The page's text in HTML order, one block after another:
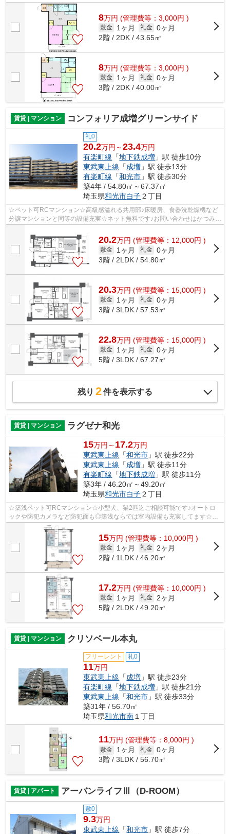
8万円 (管理費等：3,000円 )
敷金 1ヶ月 礼金 0ヶ月
2階 / 2DK / 43.65㎡
8万円 (管理費等：3,000円 )
敷金 1ヶ月 礼金 0ヶ月
3階 / 2DK / 40.00㎡
賃貸 | マンション コンフォリア成増グリーンサイド
礼0
20.2万円～23.4万円
有楽町線 「地下鉄成増 」駅 徒歩10分
東武東上線 「成増 」駅 徒歩13分
有楽町線 「和光市 」駅 徒歩30分
築4年 / 54.80㎡～67.37㎡
埼玉県和光市白子２丁目
☆ペット可RCマンション☆高級感溢れる共用部♪床暖房、食器洗乾燥機など
分譲マンションと同等の設備充実☆ネット無料です♪お問い合わせはかつみ不
20.2万円 (管理費等：12,000円 )
敷金 1ヶ月 礼金 0ヶ月
3階 / 2LDK / 54.80㎡
20.3万円 (管理費等：15,000円 )
敷金 1ヶ月 礼金 0ヶ月
3階 / 3LDK / 57.53㎡
22.8万円 (管理費等：15,000円 )
敷金 1ヶ月 礼金 0ヶ月
5階 / 3LDK / 67.27㎡
残り 2件を表示する
賃貸 | マンション ラグゼナ和光
15万円～ 17.2万円
東武東上線 「和光市 」駅 徒歩22分
東武東上線 「成増 」駅 徒歩11分
有楽町線 「地下鉄成増 」駅 徒歩11分
築3年 / 46.20㎡～49.20㎡
埼玉県和光市白子２丁目
☆築浅ペット可RCマンション☆小型犬、猫2匹迄ご相談可能です♪オートロ
ックや防犯カメラなど防犯面も◎築浅ならでは室内設備も充実してます☆お
問い合わせはかつみ不動産(株)和光支店まで♪
15万円 (管理費等：10,000円 )
敷金 1ヶ月 礼金
2ヶ月
2階 / 1LDK / 46.20㎡
17.2万円 (管理費等：10,000円 )
敷金 1ヶ月 礼金
2ヶ月
5階 / 2LDK / 49.20㎡
賃貸 | マンション クリソベール本丸
フリーレント 礼0
11万円
東武東上線 「成増 」駅 徒歩23分
有楽町線 「地下鉄成増 」駅 徒歩21分
東武東上線 「和光市 」駅 徒歩33分
築31年 / 56.70㎡
埼玉県和光市南 １丁目
11万円 (管理費等：8,000円 )
敷金 1ヶ月 礼金 0ヶ月
3階 / 3LDK / 56.70㎡
賃貸 | アパート アーバンライフⅢ（D-ROOM）
敷0
9.3万円
東武東上線 「和光市 」駅 徒歩7分